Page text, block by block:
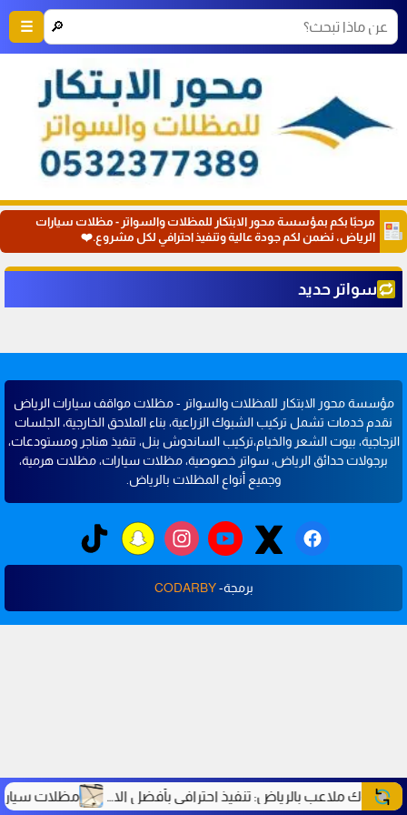
🔎
☰
مرحبًا بكم بمؤسسة محور الابتكار للمظلات والسواتر - مظلات سيارات
الرياض، نضمن لكم جودة عالية وتنفيذ احترافي لكل مشروع.❤️
سواتر حديد
مؤسسة محور الابتكار للمظلات والسواتر - مظلات مواقف سيارات الرياض
نقدم خدمات تشمل تركيب الشبوك الزراعية، بناء الملاحق الخارجية، الجلسات
الزجاجية، بيوت الشعر والخيام،تركيب الساندوش بنل، تنفيذ هناجر ومستودعات،
برجولات حدائق الرياض، سواتر خصوصية، مظلات سيارات، مظلات هرمية،
وجميع أنواع المظلات بالرياض.
برمجة-CODARBY
شبوك ملاعب بالرياض: تنفيذ احترافي بأفضل الاسعار والمواصفات| شركة محور الابتكار